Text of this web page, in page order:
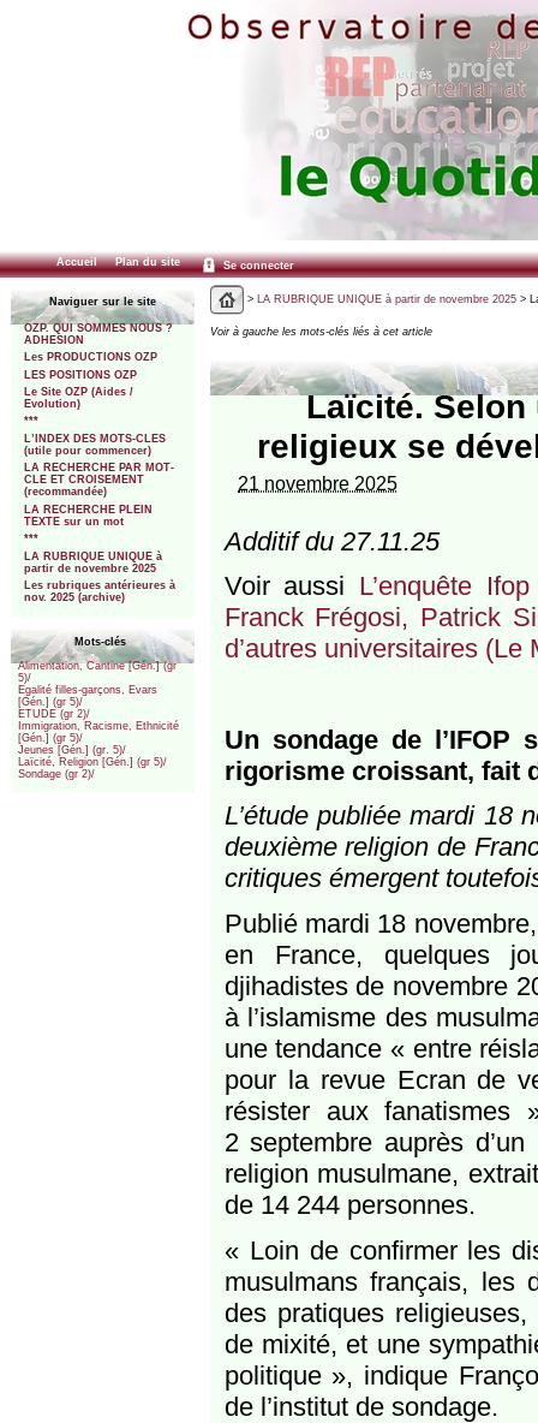
Accueil Plan du site Se connecter
Naviguer sur le site
OZP. QUI SOMMES NOUS ?
ADHESION
Les PRODUCTIONS OZP
LES POSITIONS OZP
Le Site OZP (Aides /
Evolution)
***
L’INDEX DES MOTS-CLES
(utile pour commencer)
LA RECHERCHE PAR MOT-
CLE ET CROISEMENT
(recommandée)
LA RECHERCHE PLEIN
TEXTE sur un mot
***
LA RUBRIQUE UNIQUE à
partir de novembre 2025
Les rubriques antérieures à
nov. 2025 (archive)
Mots-clés
Alimentation, Cantine [Gén.] (gr
5)/
Egalité filles-garçons, Evars
[Gén.] (gr 5)/
ETUDE (gr 2)/
Immigration, Racisme, Ethnicité
[Gén.] (gr 5)/
Jeunes [Gén.] (gr. 5)/
Laïcité, Religion [Gén.] (gr 5)/
Sondage (gr 2)/
> LA RUBRIQUE UNIQUE à partir de novembre 2025>
Voir à gauche les mots-clés liés à cet article
Laïcité. Selon
religieux se
21 novembre 2025
Additif du 27.11.25
Voir aussi L’enquête
Franck Frégosi, Patrick
d’autres universitaires (Le
Un sondage de l’IFOP
rigorisme croissant, fait
L’étude publiée mardi 18
deuxième religion de
critiques émergent
Publié mardi 18
en France, quelques
djihadistes de novembre
à l’islamisme des
une tendance « entre
pour la revue Ecran de
résister aux
2 septembre auprès
religion musulmane,
de 14 244 personnes.
« Loin de confirmer les
musulmans français, les
des pratiques
de mixité, et une
politique », indique
de l’institut de sondage.